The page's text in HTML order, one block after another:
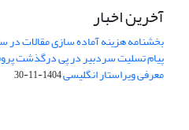
آخرین اخبار
بخشنامه هزینه آماده سازی مقالات در سال
پیام تسلیت سردبیر در پی درگذشت
معرفی ویراستار انگلیسی1404-11-30